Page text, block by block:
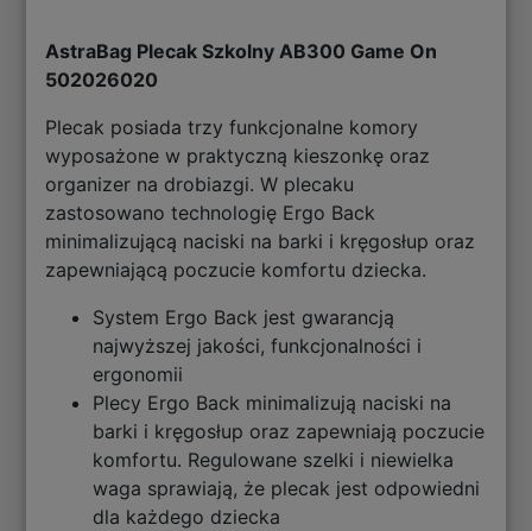
AstraBag Plecak Szkolny AB300 Game On
502026020
Plecak posiada trzy funkcjonalne komory
wyposażone w praktyczną kieszonkę oraz
organizer na drobiazgi. W plecaku
zastosowano technologię Ergo Back
minimalizującą naciski na barki i kręgosłup oraz
zapewniającą poczucie komfortu dziecka.
System Ergo Back jest gwarancją
najwyższej jakości, funkcjonalności i
ergonomii
Plecy Ergo Back minimalizują naciski na
barki i kręgosłup oraz zapewniają poczucie
komfortu. Regulowane szelki i niewielka
waga sprawiają, że plecak jest odpowiedni
dla każdego dziecka